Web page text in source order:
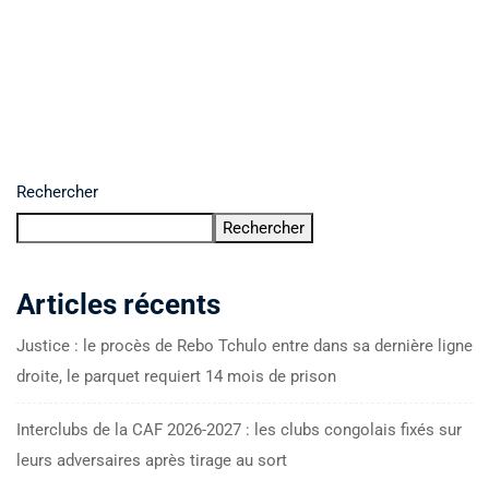
Rechercher
Rechercher
Articles récents
Justice : le procès de Rebo Tchulo entre dans sa dernière ligne
droite, le parquet requiert 14 mois de prison
Interclubs de la CAF 2026-2027 : les clubs congolais fixés sur
leurs adversaires après tirage au sort